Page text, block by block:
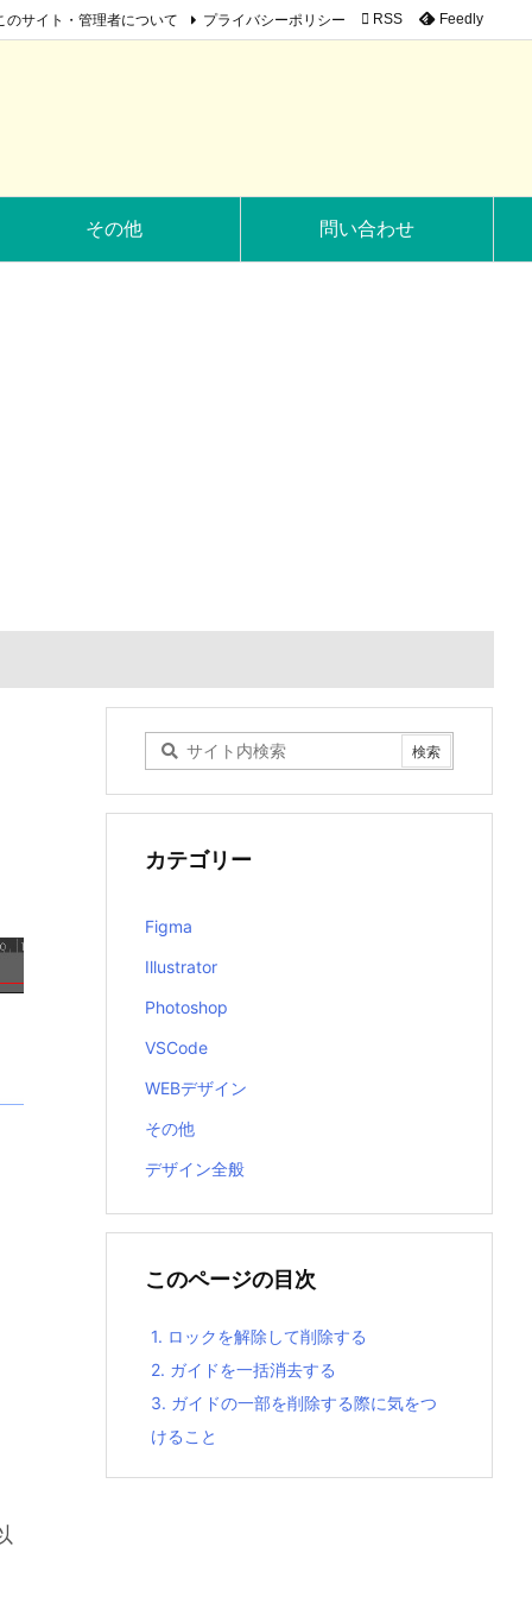
その他 問い合わせ
のサイト・管理者について プライバシーポリシー  RSS Feedly
カテゴリー
Figma
Illustrator
Photoshop
VSCode
WEBデザイン
その他
デザイン全般
このページの目次
1. ロックを解除して削除する
2. ガイドを一括消去する
3. ガイドの一部を削除する際に気をつ
けること